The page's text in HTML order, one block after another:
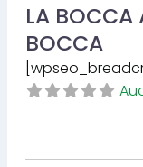
LA BOCCA
BOCCA